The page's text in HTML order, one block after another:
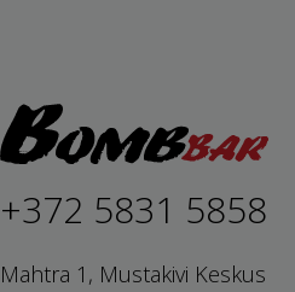
+372 5831 5858
Mahtra 1, Mustakivi Keskus